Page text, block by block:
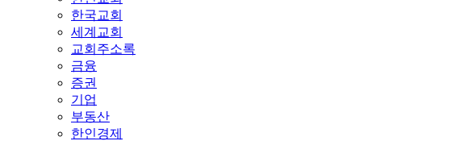
한국교회
세계교회
교회주소록
금융
증권
기업
부동산
한인경제